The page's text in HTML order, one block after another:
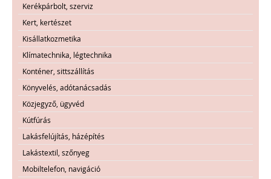
Kerékpárbolt, szerviz
Kert, kertészet
Kisállatkozmetika
Klímatechnika, légtechnika
Konténer, sittszállítás
Könyvelés, adótanácsadás
Közjegyző, ügyvéd
Kútfúrás
Lakásfelújítás, házépítés
Lakástextil, szőnyeg
Mobiltelefon, navigáció